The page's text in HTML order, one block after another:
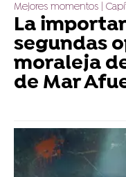
Mejores momentos |
La
segundas
moraleja
de Mar